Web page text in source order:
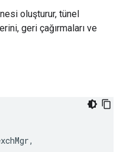
oluşturur, tünel
geri çağırmaları ve
,